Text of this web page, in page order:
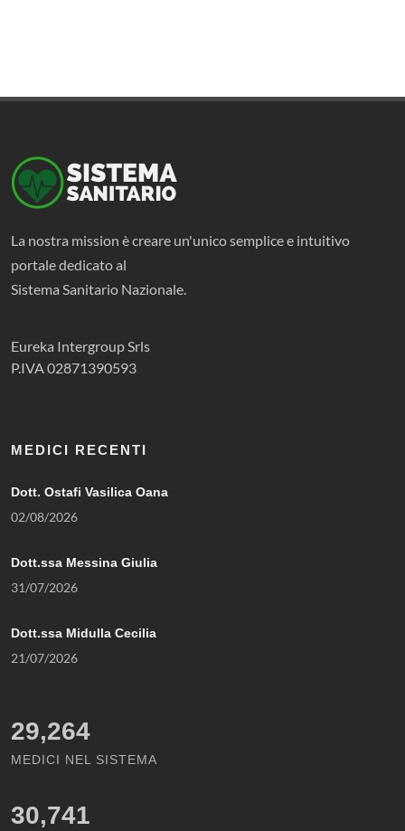
La nostra mission è creare un'unico semplice e intuitivo
portale dedicato al
Sistema Sanitario Nazionale.
Eureka Intergroup Srls
P.IVA 02871390593
MEDICI RECENTI
Dott. Ostafi Vasilica Oana
02/08/2026
Dott.ssa Messina Giulia
31/07/2026
Dott.ssa Midulla Cecilia
21/07/2026
29,264
MEDICI NEL SISTEMA
30,741